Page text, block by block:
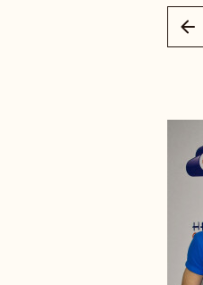
arrow_left